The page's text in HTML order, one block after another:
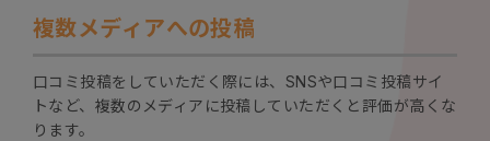
複数メディアへの投稿
口コミ投稿をしていただく際には、SNSや口コミ投稿サイ
トなど、複数のメディアに投稿していただくと評価が高くな
ります。